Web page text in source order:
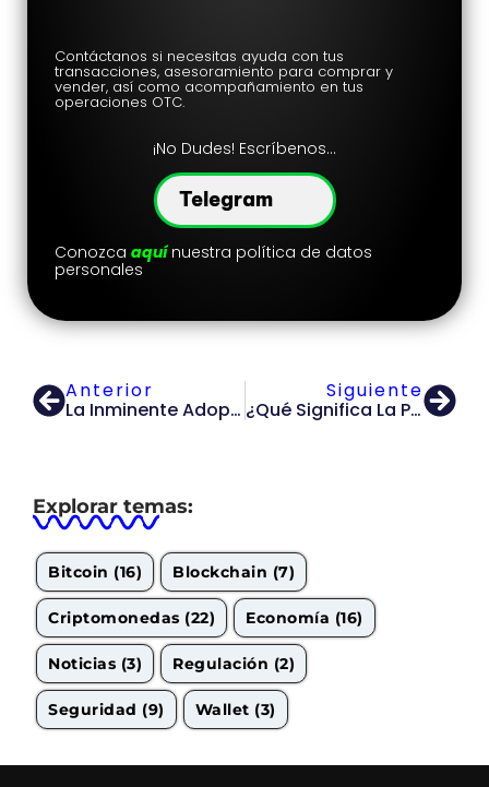
Contáctanos si necesitas ayuda con tus
transacciones, asesoramiento para comprar y
vender, así como acompañamiento en tus
operaciones OTC.
¡No Dudes! Escríbenos…
Conozca aquí nuestra política de datos
personales
Telegram
Anterior
La Inminente Adopción Institucional De Bitcoin: Perspectivas Sobre El ETF Spot Y Su Impacto En El Mercado
Siguiente
¿Qué Significa La Primera Solicitud De ETF De Bitcoin Al Contado En Hong Kong?
Explorar temas:
Bitcoin (16) Blockchain (7)
Criptomonedas (22) Economía (16)
Noticias (3) Regulación (2)
Seguridad (9) Wallet (3)